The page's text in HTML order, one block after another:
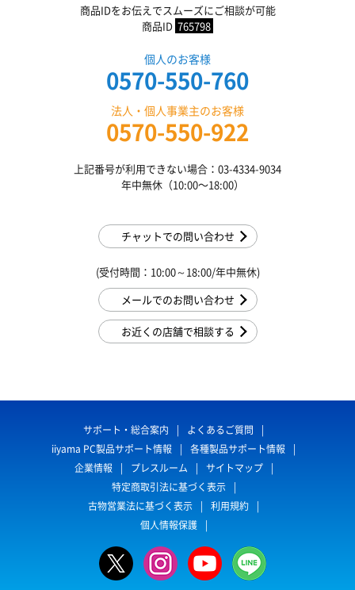
商品IDをお伝えでスムーズにご相談が可能
商品ID 765798
個人のお客様
0570-550-760
法人・個人事業主のお客様
0570-550-922
上記番号が利用できない場合：03-4334-9034
年中無休（10:00〜18:00）
チャットでの問い合わせ
(受付時間：10:00～18:00/年中無休)
メールでのお問い合わせ
お近くの店舗で相談する
サポート・総合案内
よくあるご質問
iiyama PC製品サポート情報
各種製品サポート情報
企業情報
プレスルーム
サイトマップ
特定商取引法に基づく表示
古物営業法に基づく表示
利用規約
個人情報保護